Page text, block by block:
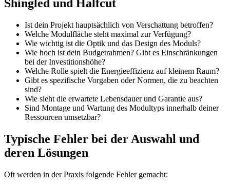
Shingled und Halfcut
Ist dein Projekt hauptsächlich von Verschattung betroffen?
Welche Modulfläche steht maximal zur Verfügung?
Wie wichtig ist die Optik und das Design des Moduls?
Wie hoch ist dein Budgetrahmen? Gibt es Einschränkungen
bei der Investitionshöhe?
Welche Rolle spielt die Energieeffizienz auf kleinem Raum?
Gibt es spezifische Vorgaben oder Normen, die zu beachten
sind?
Wie sieht die erwartete Lebensdauer und Garantie aus?
Sind Montage und Wartung des Modultyps innerhalb deiner
Ressourcen umsetzbar?
Typische Fehler bei der Auswahl und
deren Lösungen
Oft werden in der Praxis folgende Fehler gemacht: